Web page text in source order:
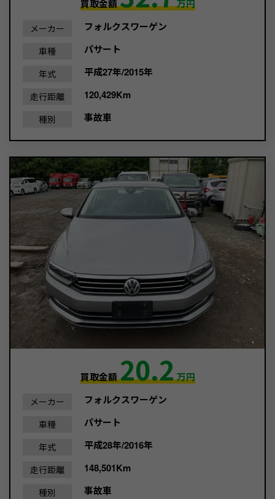
買取金額 万円
メーカー フォルクスワーゲン
車種 パサート
年式 平成27年/2015年
走行距離 120,429Km
種別 事故車
買取金額20.2万円
メーカー フォルクスワーゲン
車種 パサート
年式 平成28年/2016年
走行距離 148,501Km
種別 事故車